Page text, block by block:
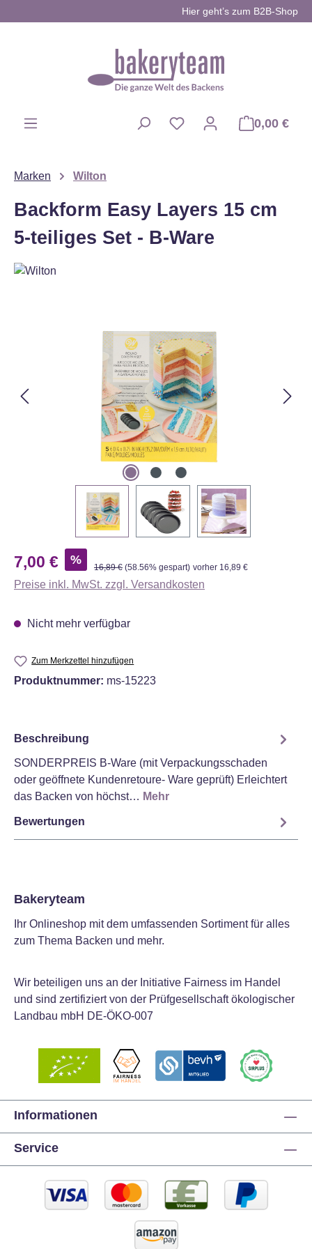
Hier geht’s zum B2B-Shop
0,00 €
Marken Wilton
Backform Easy Layers 15 cm
5-teiliges Set - B-Ware
Verkaufspreis:
7,00 € % Regulärer Preis:
16,89 € (58.56% gespart) vorher 16,89 €
Preise inkl. MwSt. zzgl. Versandkosten
Nicht mehr verfügbar
Zum Merkzettel hinzufügen
Produktnummer: ms-15223
Beschreibung
SONDERPREIS B-Ware (mit Verpackungsschaden
oder geöffnete Kundenretoure- Ware geprüft) Erleichtert
das Backen von höchst… Mehr
Bewertungen
Bakeryteam
Ihr Onlineshop mit dem umfassenden Sortiment für alles
zum Thema Backen und mehr.
Wir beteiligen uns an der Initiative Fairness im Handel
und sind zertifiziert von der Prüfgesellschaft ökologischer
Landbau mbH DE-ÖKO-007
Informationen
Service